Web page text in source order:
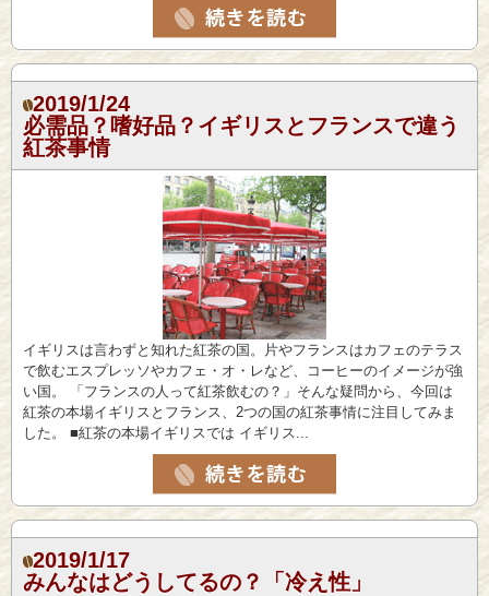
2019/1/24
必需品？嗜好品？イギリスとフランスで違う
紅茶事情
イギリスは言わずと知れた紅茶の国。片やフランスはカフェのテラス
で飲むエスプレッソやカフェ・オ・レなど、コーヒーのイメージが強
い国。 「フランスの人って紅茶飲むの？」そんな疑問から、今回は
紅茶の本場イギリスとフランス、2つの国の紅茶事情に注目してみま
した。 ■紅茶の本場イギリスでは イギリス...
2019/1/17
みんなはどうしてるの？「冷え性」